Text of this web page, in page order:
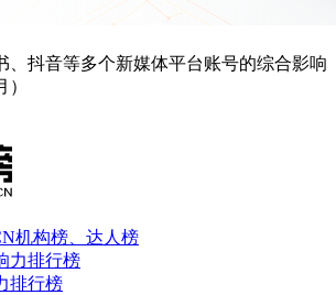
、抖音等多个新媒体平台账号的综合影响
机构榜、达人榜
力排行榜
排行榜